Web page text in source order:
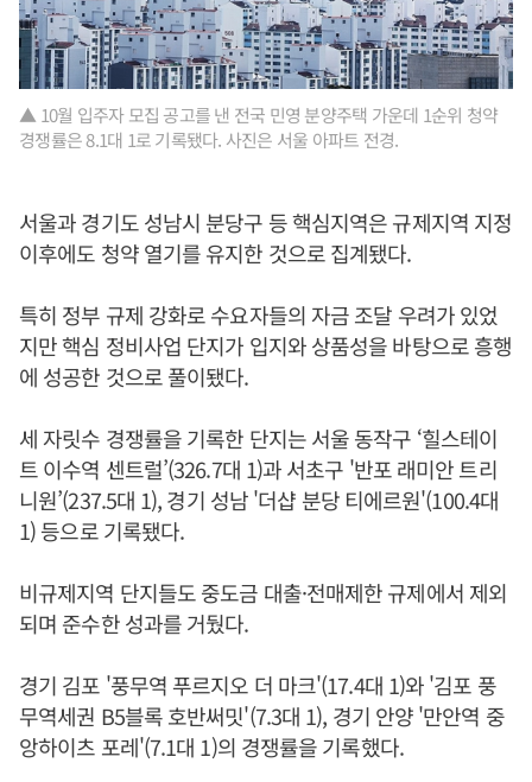
▲ 10월 입주자 모집 공고를 낸 전국 민영 분양주택 가운데 1순위 청약
경쟁률은 8.1대 1로 기록됐다. 사진은 서울 아파트 전경.
서울과 경기도 성남시 분당구 등 핵심지역은 규제지역 지정
이후에도 청약 열기를 유지한 것으로 집계됐다.
특히 정부 규제 강화로 수요자들의 자금 조달 우려가 있었
지만 핵심 정비사업 단지가 입지와 상품성을 바탕으로 흥행
에 성공한 것으로 풀이됐다.
세 자릿수 경쟁률을 기록한 단지는 서울 동작구 ‘힐스테이
트 이수역 센트럴’(326.7대 1)과 서초구 '반포 래미안 트리
니원’(237.5대 1), 경기 성남 '더샵 분당 티에르원'(100.4대
1) 등으로 기록됐다.
비규제지역 단지들도 중도금 대출·전매제한 규제에서 제외
되며 준수한 성과를 거뒀다.
경기 김포 '풍무역 푸르지오 더 마크'(17.4대 1)와 '김포 풍
무역세권 B5블록 호반써밋'(7.3대 1), 경기 안양 '만안역 중
앙하이츠 포레'(7.1대 1)의 경쟁률을 기록했다.